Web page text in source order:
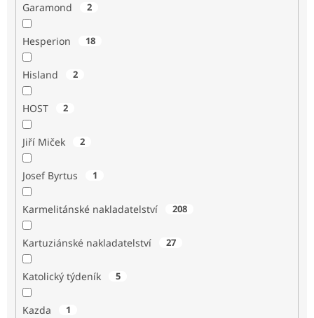
Garamond 2
Hesperion 18
Hisland 2
HOST 2
Jiří Miček 2
Josef Byrtus 1
Karmelitánské nakladatelství 208
Kartuziánské nakladatelství 27
Katolický týdeník 5
Kazda 1